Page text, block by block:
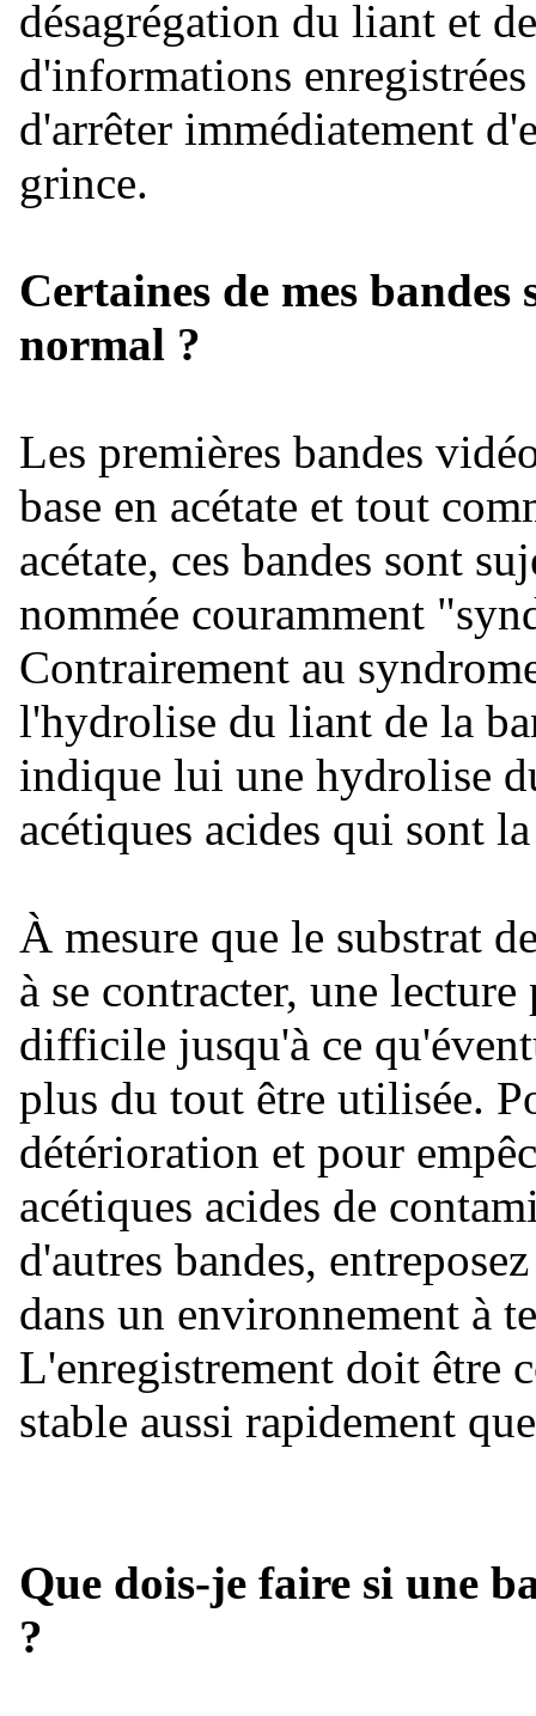
désagrégation du liant et
d'informations
d'arrêter immédiatement
grince.
Certaines de mes
normal ?
Les premières bandes
base en acétate et tout
acétate, ces bandes sont
nommée couramment
Contrairement au
l'hydrolise du liant de la
indique lui une hydrolise
acétiques acides qui sont
À mesure que le substrat
à se contracter, une
difficile jusqu'à ce
plus du tout être utilisée.
détérioration et pour
acétiques acides de
d'autres bandes,
dans un environnement à
L'enregistrement doit être
stable aussi rapidement
Que dois-je faire si une
?